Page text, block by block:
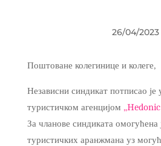
26/04/2023
Поштоване колегинице и колеге,
Независни синдикат потписао
туристичком агенцијом
За чланове синдиката
туристичких аранжмана уз